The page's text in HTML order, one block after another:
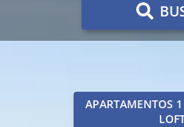
APARTAMENTOS